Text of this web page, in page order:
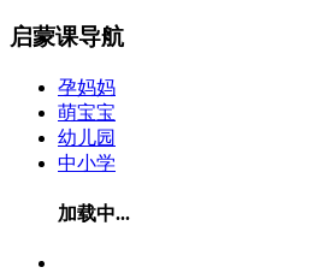
启蒙课导航
孕妈妈
萌宝宝
幼儿园
中小学
加载中...